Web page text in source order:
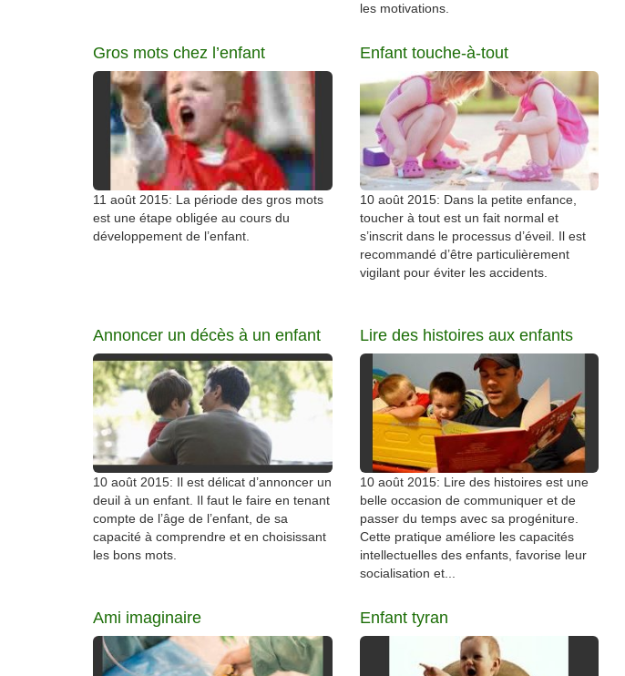
les motivations.
Gros mots chez l’enfant
11 août 2015: La période des gros mots
est une étape obligée au cours du
développement de l’enfant.
Enfant touche-à-tout
10 août 2015: Dans la petite enfance,
toucher à tout est un fait normal et
s’inscrit dans le processus d’éveil. Il est
recommandé d’être particulièrement
vigilant pour éviter les accidents.
Annoncer un décès à un enfant
10 août 2015: Il est délicat d’annoncer un
deuil à un enfant. Il faut le faire en tenant
compte de l’âge de l’enfant, de sa
capacité à comprendre et en choisissant
les bons mots.
Lire des histoires aux enfants
10 août 2015: Lire des histoires est une
belle occasion de communiquer et de
passer du temps avec sa progéniture.
Cette pratique améliore les capacités
intellectuelles des enfants, favorise leur
socialisation et...
Ami imaginaire Enfant tyran